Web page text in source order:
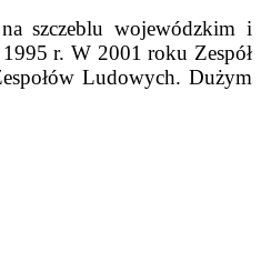
szczeblu wojewódzkim i
r. W 2001 roku Zespół
Ludowych. Dużym